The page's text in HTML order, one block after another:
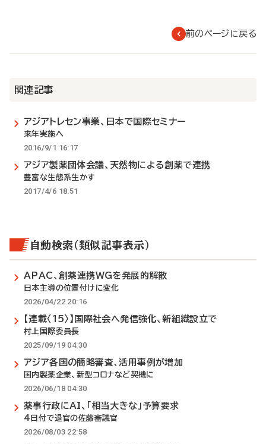
前のページに戻る
関連記事
アジアトレセン事業、日本で国際セミナー
来年実施へ
2016/9/1 16:17
アジア製薬団体会議、天然物による創薬で連携
豊富な生態系生かす
2017/4/6 18:51
自動検索（類似記事表示）
APAC、創薬連携WGを発展的解散
日本主導の位置付けに変化
2026/04/22 20:16
【連載〈15〉】国際社会へ発信強化、新組織設立で
村上国際委員長
2025/09/19 04:30
アジア各国の簡略審査、活用事例が増加
国内製薬企業、新型コロナなど契機に
2026/06/18 04:30
薬事行政にAI、「相当大きな」予算要求
4日付で退官の佐藤審議官
2026/08/03 22:58